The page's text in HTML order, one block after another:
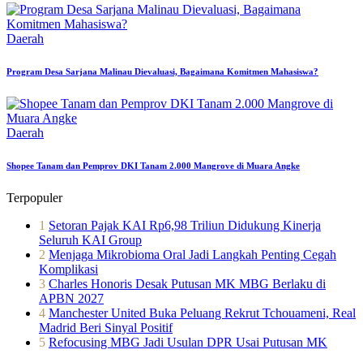
Daerah
Program Desa Sarjana Malinau Dievaluasi, Bagaimana Komitmen Mahasiswa?
Daerah
Shopee Tanam dan Pemprov DKI Tanam 2.000 Mangrove di Muara Angke
Terpopuler
1 Setoran Pajak KAI Rp6,98 Triliun Didukung Kinerja
Seluruh KAI Group
2 Menjaga Mikrobioma Oral Jadi Langkah Penting Cegah
Komplikasi
3 Charles Honoris Desak Putusan MK MBG Berlaku di
APBN 2027
4 Manchester United Buka Peluang Rekrut Tchouameni, Real
Madrid Beri Sinyal Positif
5 Refocusing MBG Jadi Usulan DPR Usai Putusan MK